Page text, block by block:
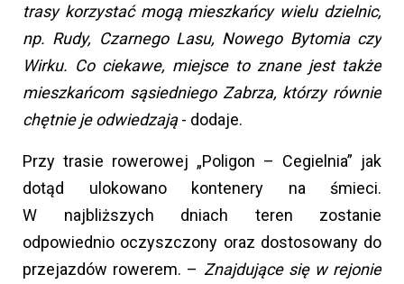
trasy korzystać mogą mieszkańcy wielu dzielnic,
np. Rudy, Czarnego Lasu, Nowego Bytomia czy
Wirku. Co ciekawe, miejsce to znane jest także
mieszkańcom sąsiedniego Zabrza, którzy równie
chętnie je odwiedzają- dodaje.
Przy trasie rowerowej „Poligon – Cegielnia” jak
dotąd ulokowano kontenery na śmieci.
W najbliższych dniach teren zostanie
odpowiednio oczyszczony oraz dostosowany do
przejazdów rowerem. – Znajdujące się w rejonie